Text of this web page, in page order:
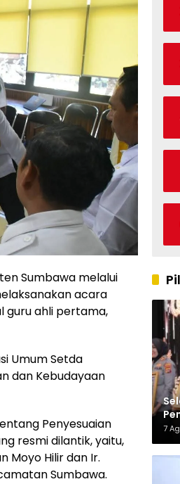
Sumbawa melalui
acara
guru ahli pertama,
Umum Setda
dan Kebudayaan
Penyesuaian
resmi dilantik, yaitu,
Moyo Hilir dan Ir.
Sumbawa.
7